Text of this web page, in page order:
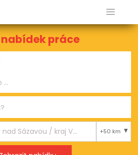
nabídek práce
+50 km